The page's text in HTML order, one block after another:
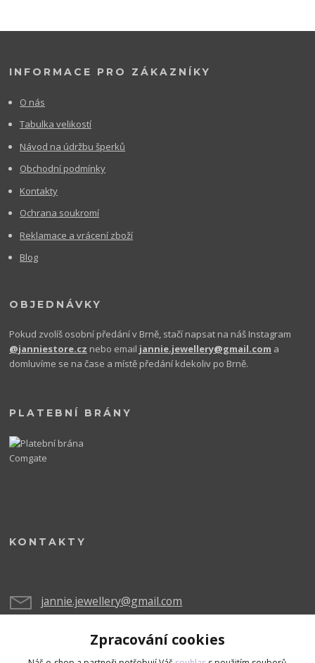
INFORMACE PRO ZÁKAZNÍKY
O nás
Tabulka velikostí
Návod na údržbu šperků
Obchodní podmínky
Kontakty
Ochrana soukromí
Reklamace a vrácení zboží
Blog
OBJEDNÁVKY
Pokud zvolíš osobní předání v Brně, stačí napsat na náš Instagram
@janniestore.cz nebo email jannie.jewellery@gmail.com a
domluvíme se na čase a místě předání kdekoliv po Brně.
PLATEBNÍ BRÁNY
KONTAKTY
jannie.jewellery@gmail.com
Zpracování cookies